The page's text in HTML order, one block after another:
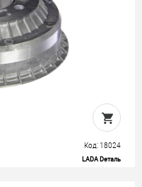
Код: 18024
LADA Dеталь